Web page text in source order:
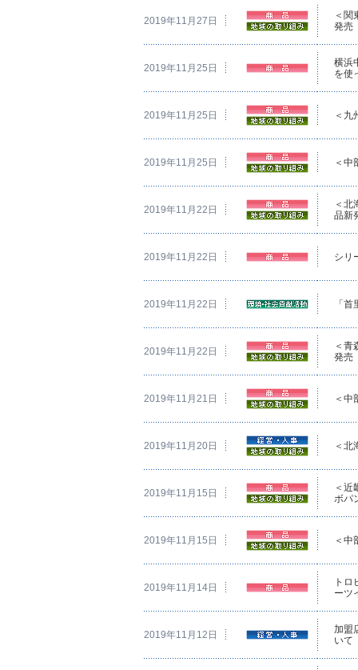
2019年11月27日
＜関
発売
2019年11月25日
横浜
を使
2019年11月25日 ＜九
2019年11月25日 ＜中
2019年11月22日
＜北
品新
2019年11月22日 シリ
2019年11月22日 「
2019年11月22日
＜青
発売
2019年11月21日 ＜中
2019年11月20日 ＜北
2019年11月15日
＜近
ボパ
2019年11月15日 ＜中
2019年11月14日
トロ
ーツ
2019年11月12日
加盟
いて